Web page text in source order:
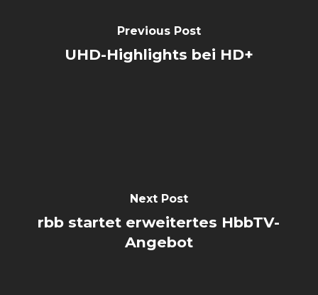
Previous Post
UHD-Highlights bei HD+
Next Post
rbb startet erweitertes HbbTV-
Angebot